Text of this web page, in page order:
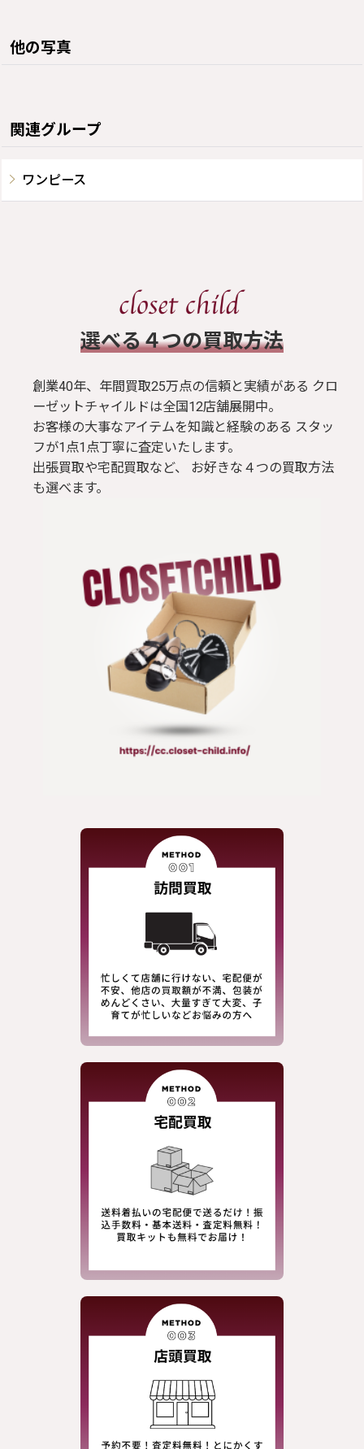
他の写真
関連グループ
ワンピース
​選べる４つの買取方法
創業40年、年間買取25万点の信頼と実績がある クロ
ーゼットチャイルドは全国12店舗展開中。
お客様の大事なアイテムを知識と経験のある スタッ
フが1点1点丁寧に査定いたします。
出張買取や宅配買取など、 お好きな４つの買取方法
も選べます。